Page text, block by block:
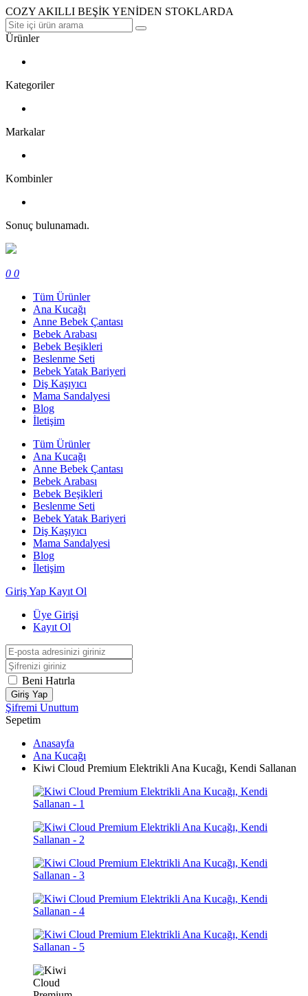
COZY AKILLI BEŞİK YENİDEN STOKLARDA
Ürünler
Kategoriler
Markalar
Kombinler
Sonuç bulunamadı.
0 0
Tüm Ürünler
Ana Kucağı
Anne Bebek Çantası
Bebek Arabası
Bebek Beşikleri
Beslenme Seti
Bebek Yatak Bariyeri
Diş Kaşıyıcı
Mama Sandalyesi
Blog
İletişim
Tüm Ürünler
Ana Kucağı
Anne Bebek Çantası
Bebek Arabası
Bebek Beşikleri
Beslenme Seti
Bebek Yatak Bariyeri
Diş Kaşıyıcı
Mama Sandalyesi
Blog
İletişim
Giriş Yap Kayıt Ol
Üye Girişi
Kayıt Ol
Beni Hatırla
Giriş Yap
Şifremi Unuttum
Sepetim
Anasayfa
Ana Kucağı
Kiwi Cloud Premium Elektrikli Ana Kucağı, Kendi Sallanan